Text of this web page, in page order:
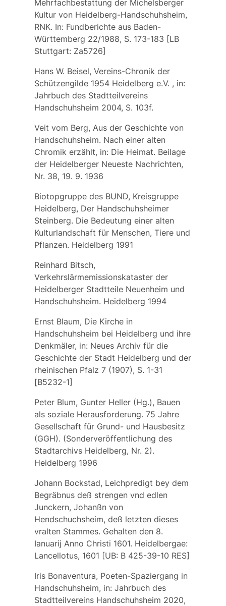
Mehrfachbestattung der Michelsberger
Kultur von Heidelberg-Handschuhsheim,
RNK. In: Fundberichte aus Baden-
Württemberg 22/1988, S. 173-183 [LB
Stuttgart: Za5726]
Hans W. Beisel, Vereins-Chronik der
Schützengilde 1954 Heidelberg e.V. , in:
Jahrbuch des Stadtteilvereins
Handschuhsheim 2004, S. 103f.
Veit vom Berg, Aus der Geschichte von
Handschuhsheim. Nach einer alten
Chromik erzählt, in: Die Heimat. Beilage
der Heidelberger Neueste Nachrichten,
Nr. 38, 19. 9. 1936
Biotopgruppe des BUND, Kreisgruppe
Heidelberg, Der Handschuhsheimer
Steinberg. Die Bedeutung einer alten
Kulturlandschaft für Menschen, Tiere und
Pflanzen. Heidelberg 1991
Reinhard Bitsch,
Verkehrslärmemissionskataster der
Heidelberger Stadtteile Neuenheim und
Handschuhsheim. Heidelberg 1994
Ernst Blaum, Die Kirche in
Handschuhsheim bei Heidelberg und ihre
Denkmäler, in: Neues Archiv für die
Geschichte der Stadt Heidelberg und der
rheinischen Pfalz 7 (1907), S. 1-31
[B5232-1]
Peter Blum, Gunter Heller (Hg.), Bauen
als soziale Herausforderung. 75 Jahre
Gesellschaft für Grund- und Hausbesitz
(GGH). (Sonderveröffentlichung des
Stadtarchivs Heidelberg, Nr. 2).
Heidelberg 1996
Johann Bockstad, Leichpredigt bey dem
Begräbnus deß strengen vnd edlen
Junckern, Johanßn von
Hendschuchsheim, deß letzten dieses
vralten Stammes. Gehalten den 8.
Ianuarij Anno Christi 1601. Heidelbergae:
Lancellotus, 1601 [UB: B 425-39-10 RES]
Iris Bonaventura, Poeten-Spaziergang in
Handschuhsheim, in: Jahrbuch des
Stadtteilvereins Handschuhsheim 2020,